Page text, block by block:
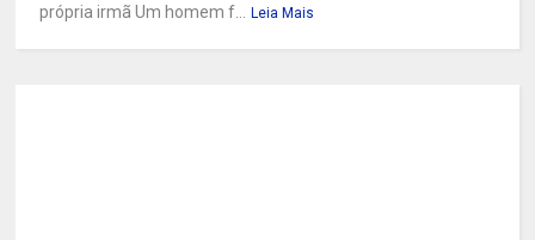
própria irmã Um homem f...
Leia Mais